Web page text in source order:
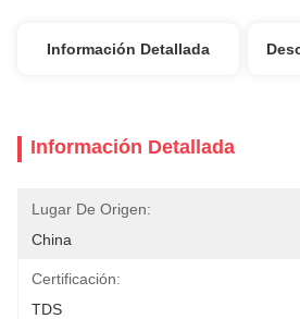
Información Detallada
Información Detallada
Lugar De Origen:
China
Certificación:
TDS